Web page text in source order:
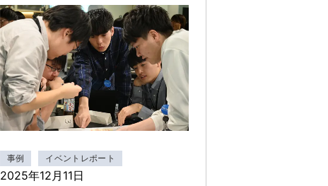
事例 イベントレポート
2025年12月11日